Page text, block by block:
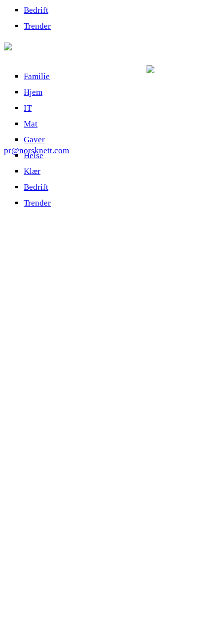
Bedrift
Trender
Familie
Hjem
IT
Mat
Gaver
Helse
Klær
Bedrift
Trender
pr@norsknett.com